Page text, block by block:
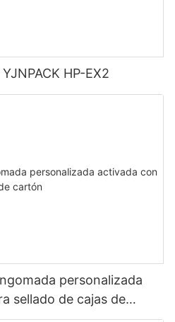
HP-EX2
personalizada
sellado de cajas de